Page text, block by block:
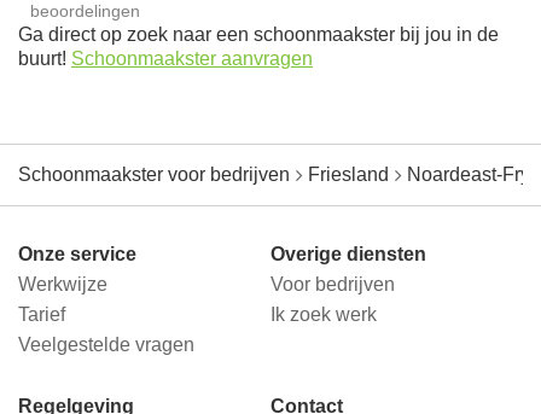
beoordelingen
Ga direct op zoek naar een schoonmaakster bij jou in de
buurt! Schoonmaakster aanvragen
Schoonmaakster voor bedrijven Friesland Noardeast-
Onze service
Werkwijze
Tarief
Veelgestelde vragen
Overige diensten
Voor bedrijven
Ik zoek werk
Regelgeving Contact